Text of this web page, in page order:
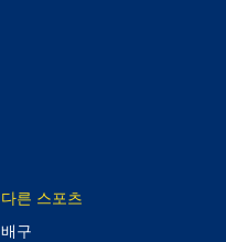
다른 스포츠
배구